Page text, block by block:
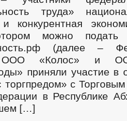
служащих администрации
граждан на муниципальную службу
акты
труда
труда»
конкурентная
можно подать
(далее –
ООО «Колос» и
приняли участие в
с
в Республике
[…]